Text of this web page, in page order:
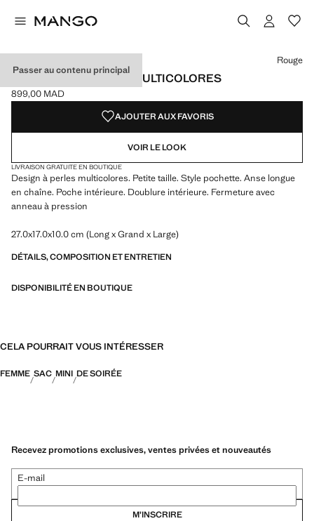
Passer au contenu principal
POCHETTE À PERLES MULTICOLORES
Prix actuel [899,00 MAD ]
899,00 MAD
Choisissez une couleur
Couleur Rouge sélectionnée
Couleur Chocolat
Rouge
AJOUTER AUX FAVORIS
VOIR LE LOOK
LIVRAISON GRATUITE EN BOUTIQUE
Design à perles multicolores. Petite taille. Style pochette. Anse longue
en chaîne. Poche intérieure. Doublure intérieure. Fermeture avec
anneau à pression
27.0x17.0x10.0 cm (Long x Grand x Large)
DÉTAILS, COMPOSITION ET ENTRETIEN
DISPONIBILITÉ EN BOUTIQUE
CELA POURRAIT VOUS INTÉRESSER
FEMME SAC MINI DE SOIRÉE
Recevez promotions exclusives, ventes privées et nouveautés
E-mail
M’INSCRIRE